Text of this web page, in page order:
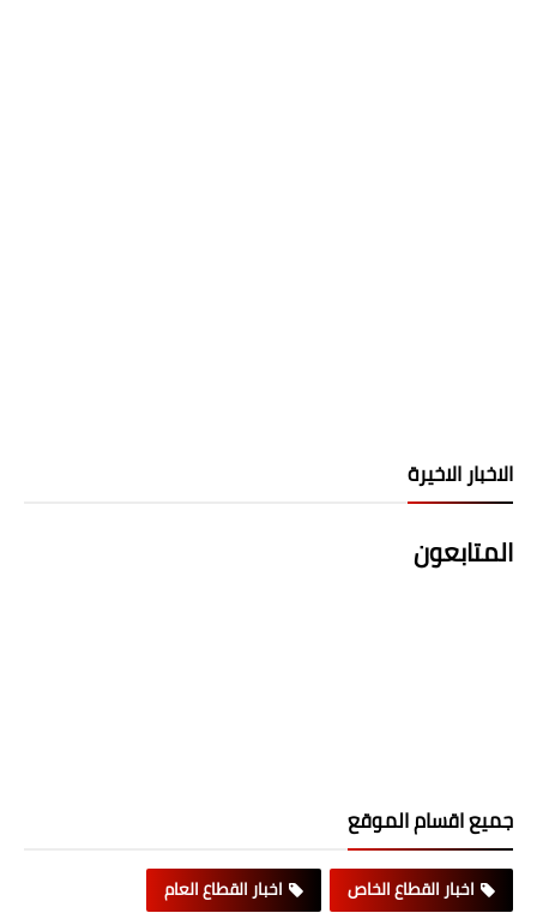
الاخبار الاخيرة
المتابعون
جميع اقسام الموقع
اخبار القطاع الخاص
اخبار القطاع العام